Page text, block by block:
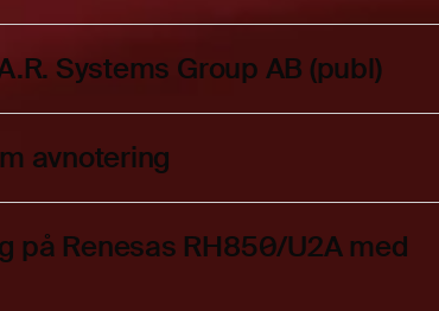
Systems Group AB (publ)
avnotering
på Renesas RH850/U2A med